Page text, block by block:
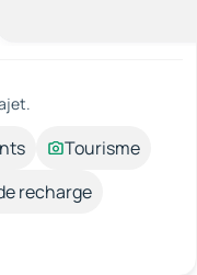
Tourisme
recharge